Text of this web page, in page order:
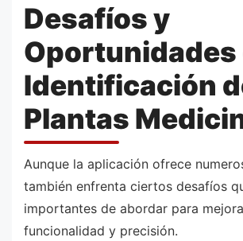
Desafíos y
Oportunidades
Identificación
Plantas
Aunque la aplicación ofrece
también enfrenta ciertos desafíos
importantes de abordar para
funcionalidad y precisión.